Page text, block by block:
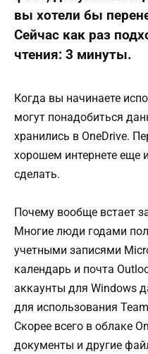
вы хотели бы
Сейчас как раз
чтения: 3 минуты.
Когда вы начинаете
могут понадобиться
хранились в OneDrive.
хорошем интернете еще
сделать.
Почему вообще встает
Многие люди годами
учетными записями
календарь и почта
аккаунты для Windows
для использования
Скорее всего в облаке
документы и другие